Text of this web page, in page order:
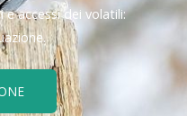
e accessi dei volatili: